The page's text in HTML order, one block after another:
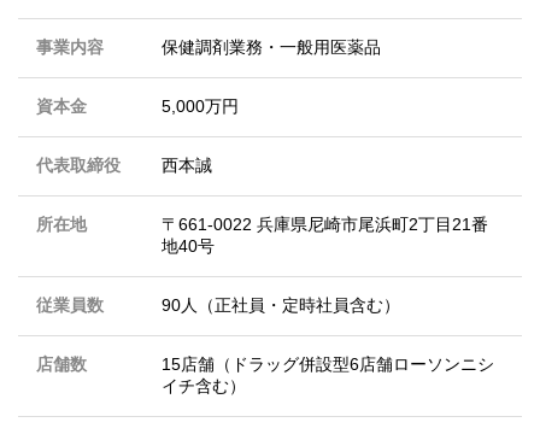
事業内容 保健調剤業務・一般用医薬品
資本金 5,000万円
代表取締役 西本誠
所在地
〒661-0022 兵庫県尼崎市尾浜町2丁目21番
地40号
従業員数 90人（正社員・定時社員含む）
店舗数
15店舗（ドラッグ併設型6店舗ローソンニシ
イチ含む）